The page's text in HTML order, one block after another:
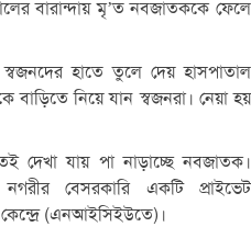
বারান্দায় মৃ’ত নবজাতককে ফেলে
স্বজনদের হাতে তুলে দেয় হাসপাতাল
বাড়িতে নিয়ে যান স্বজনরা। নেয়া হয়
দেখা যায় পা নাড়াচ্ছে নবজাতক।
নগরীর বেসরকারি একটি
প্রাইভেট
কেন্দ্রে(এনআইসিইউতে) ।